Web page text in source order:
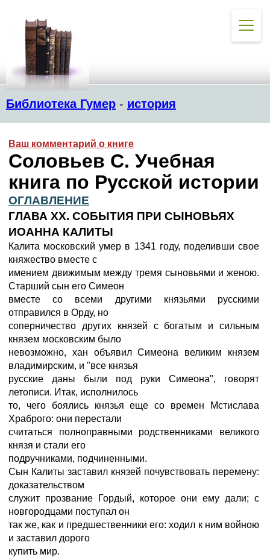
Библиотека Гумер - история
Ваш комментарий о книге
Соловьев С. Учебная
книга по Русской истории
ОГЛАВЛЕНИЕ
ГЛАВА XX. СОБЫТИЯ ПРИ СЫНОВЬЯХ
ИОАННА КАЛИТЫ
Калита московский умер в 1341 году, поделивши свое
княжество вместе с
имением движимым между тремя сыновьями и женою.
Старший сын его Симеон
вместе со всеми другими князьями русскими
отправился в Орду, но
соперничество других князей с богатым и сильным
князем московским было
невозможно, хан объявил Симеона великим князем
владимирским, и "все князья
русские даны были под руки Симеона", говорят
летописи. Итак, исполнилось
то, чего боялись князья еще со времен Мстислава
Храброго: они перестали
считаться полноправными родственниками великого
князя и стали его
подручниками, подчиненными.
Сын Калиты заставил князей почувствовать перемену:
доказательством
служит прозвание Гордый, которое они ему дали; с
новгородцами поступал он
так же, как и предшественники его: ходил к ним войною
и заставил дорого
купить мир.